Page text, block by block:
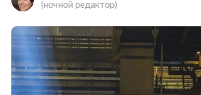
(ночной редактор)